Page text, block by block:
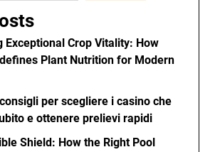
Exceptional Crop Vitality: How
Plant Nutrition for Modern
per scegliere i casino che
e ottenere prelievi rapidi
Shield: How the Right Pool